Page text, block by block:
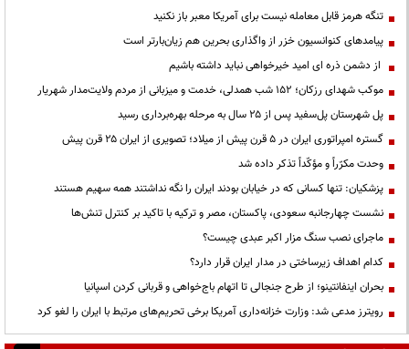
تنگه هرمز قابل معامله نیست برای آمریکا معبر باز نکنید
پیامدهای کنوانسیون خزر از واگذاری بحرین هم زیان‌بارتر است
از دشمن ذره ای امید خیرخواهی نباید داشته باشیم
موکب شهدای رزکان؛ ۱۵۲ شب همدلی، خدمت و میزبانی از مردم ولایت‌مدار شهریار
پل شهرستان پل‌سفید پس از ۲۵ سال به مرحله بهره‌برداری رسید
گستره امپراتوری ایران در ۵ قرن پیش از میلاد؛ تصویری از ایران ۲۵ قرن پیش
وحدت مکرّراً و مؤکّداً تذکر داده شد
پزشکیان: تنها کسانی که در خیابان بودند ایران را نگه نداشتند همه سهیم هستند
نشست چهارجانبه سعودی، پاکستان، مصر و ترکیه با تاکید بر کنترل تنش‌ها
ماجرای نصب سنگ مزار اکبر عبدی چیست؟
کدام اهداف زیرساختی در مدار ایران قرار دارد؟
بحران اینفانتینو؛ از طرح جنجالی تا اتهام باج‌خواهی و قربانی کردن اسپانیا
رویترز مدعی شد: وزارت خزانه‌داری آمریکا برخی تحریم‌های مرتبط با ایران را لغو کرد